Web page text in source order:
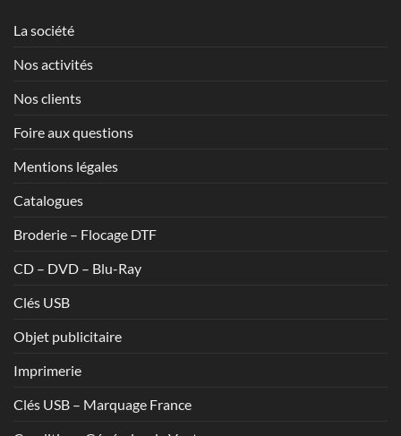
La société
Nos activités
Nos clients
Foire aux questions
Mentions légales
Catalogues
Broderie – Flocage DTF
CD – DVD – Blu-Ray
Clés USB
Objet publicitaire
Imprimerie
Clés USB – Marquage France